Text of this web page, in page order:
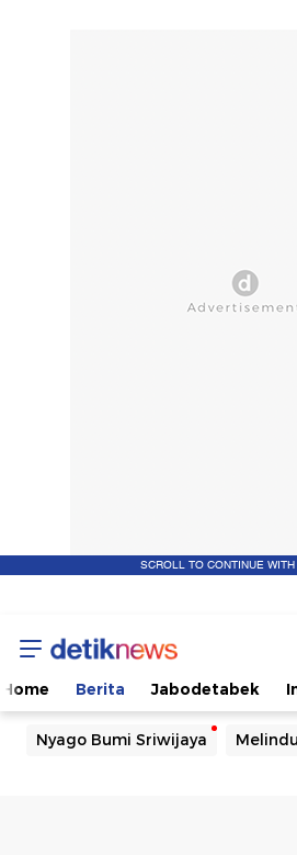
SCROLL TO CONTINUE
Home Berita Jabodetabek
Nyago Bumi Sriwijaya